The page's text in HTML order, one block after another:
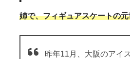
姉で、フィギュアスケートの
昨年11月、大阪のアイ